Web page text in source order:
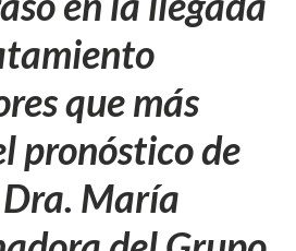
que más
pronóstico de
María